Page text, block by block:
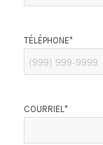
TÉLÉPHONE*
COURRIEL*